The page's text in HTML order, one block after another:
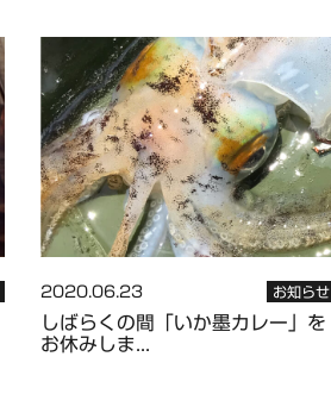
2020.06.23 お知らせ
しばらくの間「いか墨カレー」を
お休みしま...